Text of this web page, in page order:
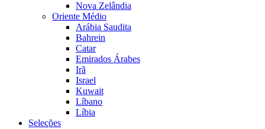
Nova Zelândia
Oriente Médio
Arábia Saudita
Bahrein
Catar
Emirados Árabes
Irã
Israel
Kuwait
Líbano
Líbia
Seleções